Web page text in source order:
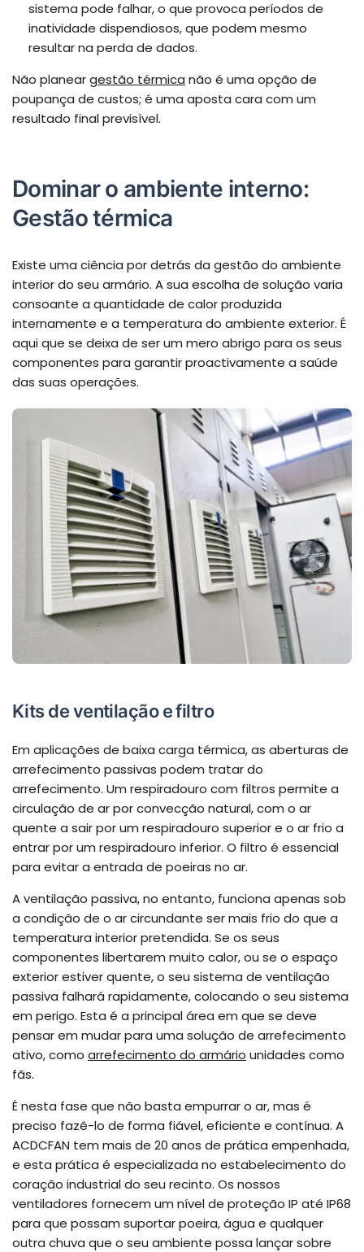
sistema pode falhar, o que provoca períodos de
inatividade dispendiosos, que podem mesmo
resultar na perda de dados.
Não planeargestão térmica não é uma opção de
poupança de custos; é uma aposta cara com um
resultado final previsível.
Dominar o ambiente interno:
Gestão térmica
Existe uma ciência por detrás da gestão do ambiente
interior do seu armário. A sua escolha de solução varia
consoante a quantidade de calor produzida
internamente e a temperatura do ambiente exterior. É
aqui que se deixa de ser um mero abrigo para os seus
componentes para garantir proactivamente a saúde
das suas operações.
Kits de ventilação e filtro
Em aplicações de baixa carga térmica, as aberturas de
arrefecimento passivas podem tratar do
arrefecimento. Um respiradouro com filtros permite a
circulação de ar por convecção natural, com o ar
quente a sair por um respiradouro superior e o ar frio a
entrar por um respiradouro inferior. O filtro é essencial
para evitar a entrada de poeiras no ar.
A ventilação passiva, no entanto, funciona apenas sob
a condição de o ar circundante ser mais frio do que a
temperatura interior pretendida. Se os seus
componentes libertarem muito calor, ou se o espaço
exterior estiver quente, o seu sistema de ventilação
passiva falhará rapidamente, colocando o seu sistema
em perigo. Esta é a principal área em que se deve
pensar em mudar para uma solução de arrefecimento
ativo, como arrefecimento do armário unidades como
fãs.
É nesta fase que não basta empurrar o ar, mas é
preciso fazê-lo de forma fiável, eficiente e contínua. A
ACDCFAN tem mais de 20 anos de prática empenhada,
e esta prática é especializada no estabelecimento do
coração industrial do seu recinto. Os nossos
ventiladores fornecem um nível de proteção IP até IP68
para que possam suportar poeira, água e qualquer
outra chuva que o seu ambiente possa lançar sobre